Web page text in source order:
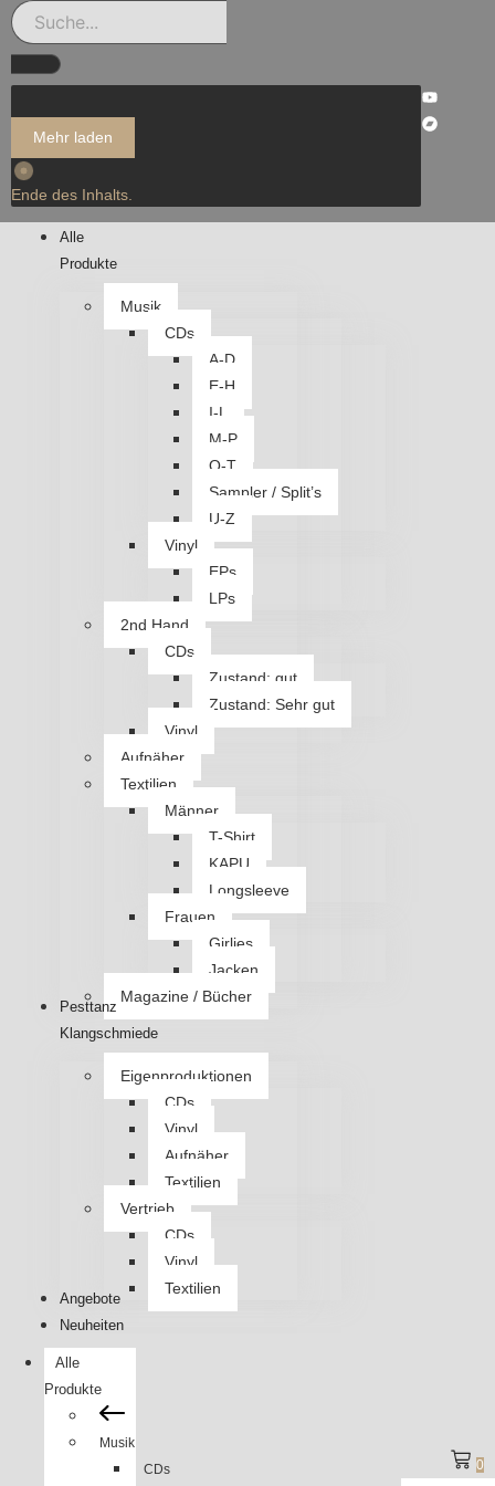
Mehr laden
Ende des Inhalts.
Alle
Produkte
Musik
CDs
A-D
E-H
I-L
M-P
Q-T
Sampler / Split’s
U-Z
Vinyl
EPs
LPs
2nd Hand
CDs
Zustand: gut
Zustand: Sehr gut
Vinyl
Aufnäher
Textilien
Männer
T-Shirt
KAPU
Longsleeve
Frauen
Girlies
Jacken
Magazine / Bücher
Pesttanz
Klangschmiede
Eigenproduktionen
CDs
Vinyl
Aufnäher
Textilien
Vertrieb
CDs
Vinyl
Textilien
Angebote
Neuheiten
Alle
Produkte
Musik
CDs
0